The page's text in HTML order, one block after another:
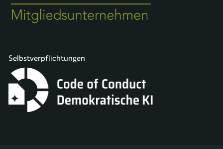
Selbstverpflichtungen